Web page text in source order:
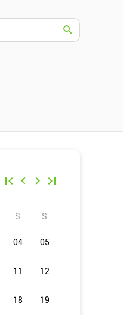
S S
04 05
11 12
18 19